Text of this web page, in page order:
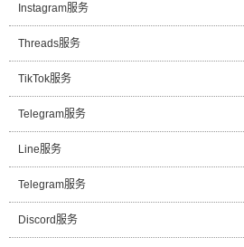
Instagram服务
Threads服务
TikTok服务
Telegram服务
Line服务
Telegram服务
Discord服务